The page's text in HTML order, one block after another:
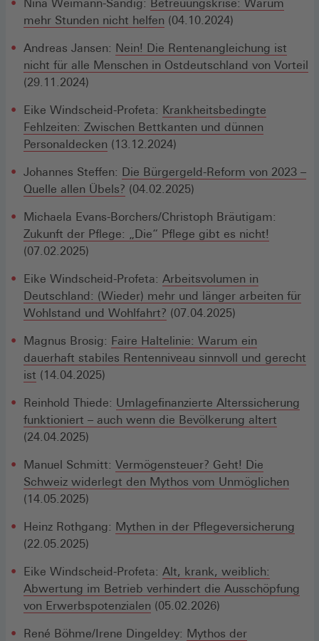
Nina Weimann-Sandig: Betreuungskrise: Warum
mehr Stunden nicht helfen (04.10.2024)
Andreas Jansen: Nein! Die Rentenangleichung ist
nicht für alle Menschen in Ostdeutschland von Vorteil
(29.11.2024)
Eike Windscheid-Profeta: Krankheitsbedingte
Fehlzeiten: Zwischen Bettkanten und dünnen
Personaldecken (13.12.2024)
Johannes Steffen: Die Bürgergeld-Reform von 2023 –
Quelle allen Übels? (04.02.2025)
Michaela Evans-Borchers/Christoph Bräutigam:
Zukunft der Pflege: „Die“ Pflege gibt es nicht!
(07.02.2025)
Eike Windscheid-Profeta: Arbeitsvolumen in
Deutschland: (Wieder) mehr und länger arbeiten für
Wohlstand und Wohlfahrt? (07.04.2025)
Magnus Brosig: Faire Haltelinie: Warum ein
dauerhaft stabiles Rentenniveau sinnvoll und gerecht
ist (14.04.2025)
Reinhold Thiede: Umlagefinanzierte Alterssicherung
funktioniert – auch wenn die Bevölkerung altert
(24.04.2025)
Manuel Schmitt: Vermögensteuer? Geht! Die
Schweiz widerlegt den Mythos vom Unmöglichen
(14.05.2025)
Heinz Rothgang: Mythen in der Pflegeversicherung
(22.05.2025)
Eike Windscheid-Profeta: Alt, krank, weiblich:
Abwertung im Betrieb verhindert die Ausschöpfung
von Erwerbspotenzialen (05.02.2026)
René Böhme/Irene Dingeldey: Mythos der